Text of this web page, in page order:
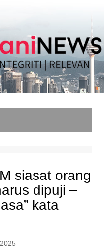
siasat orang
dipuji –
kata